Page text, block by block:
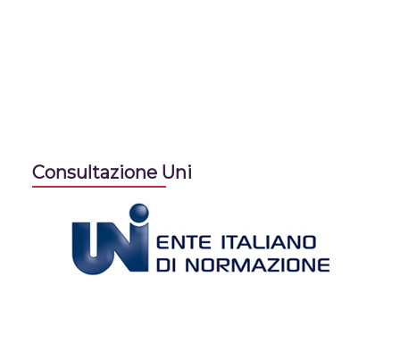
Consultazione Uni